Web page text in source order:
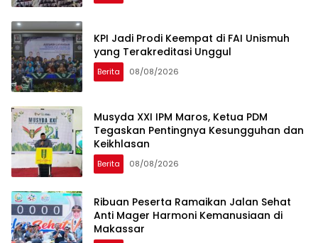
KPI Jadi Prodi Keempat di FAI Unismuh
yang Terakreditasi Unggul
Berita 08/08/2026
Musyda XXI IPM Maros, Ketua PDM
Tegaskan Pentingnya Kesungguhan dan
Keikhlasan
Berita 08/08/2026
Ribuan Peserta Ramaikan Jalan Sehat
Anti Mager Harmoni Kemanusiaan di
Makassar